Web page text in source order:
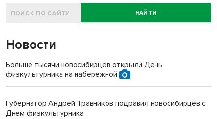
НАЙТИ
Новости
Больше тысячи новосибирцев открыли День
физкультурника на набережной
Губернатор Андрей Травников подравил новосибирцев с
Днем физкультурника